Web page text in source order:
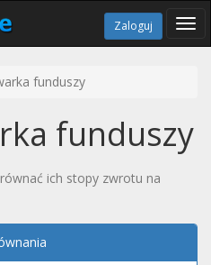
Zaloguj
funduszy
funduszy
ich stopy zwrotu na